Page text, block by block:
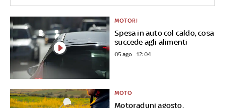
Spesa in auto col caldo, cosa
succede agli alimenti
MOTORI
05 ago - 12:04
Motoraduni agosto,
MOTO